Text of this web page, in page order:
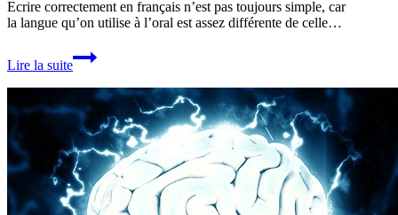
Ecrire correctement en français n’est pas toujours simple, car
la langue qu’on utilise à l’oral est assez différente de celle…
Lire la suite
Ecrire
des
correctes